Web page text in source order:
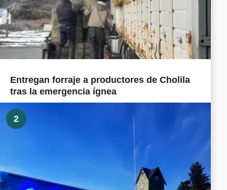
Entregan forraje a productores de Cholila
tras la emergencia ígnea
2